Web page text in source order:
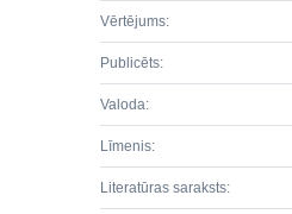
Vērtējums:
Publicēts:
Valoda:
Līmenis:
Literatūras saraksts: